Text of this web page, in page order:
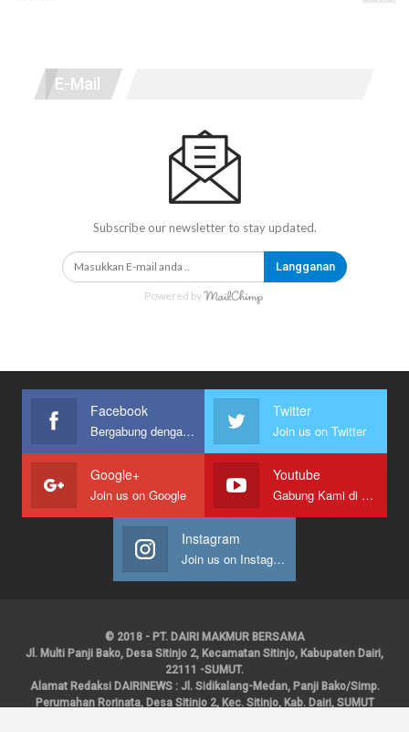
E-Mail
Subscribe our newsletter to stay updated.
Langganan
Powered by
Facebook
Bergabung dengan kami
Twitter
Join us on Twitter
Google+
Join us on Google
Youtube
Gabung Kami di Youtube
Instagram
Join us on Instagram
© 2018 - PT. DAIRI MAKMUR BERSAMA
Jl. Multi Panji Bako, Desa Sitinjo 2, Kecamatan Sitinjo, Kabupaten Dairi,
22111 -SUMUT.
Alamat Redaksi DAIRINEWS : Jl. Sidikalang-Medan, Panji Bako/Simp.
Perumahan Rorinata, Desa Sitinjo 2, Kec. Sitinjo, Kab. Dairi, SUMUT